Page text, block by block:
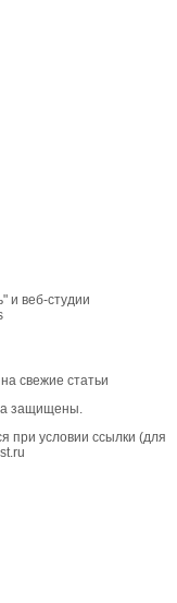
и веб-студии
свежие статьи
защищены.
при условии ссылки (для